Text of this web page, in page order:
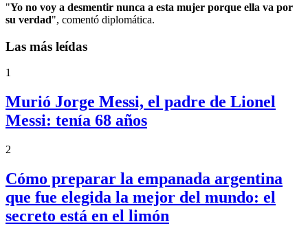
"Yo no voy a desmentir nunca a esta mujer porque ella va por
su verdad", comentó diplomática.
Las más leídas
1
Murió Jorge Messi, el padre de Lionel
Messi: tenía 68 años
2
Cómo preparar la empanada argentina
que fue elegida la mejor del mundo: el
secreto está en el limón